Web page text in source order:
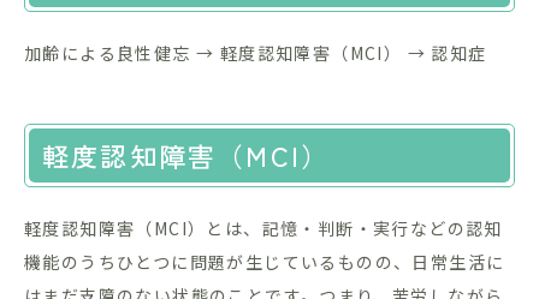
加齢による良性健忘 → 軽度認知障害（MCI） → 認知症
軽度認知障害（MCI）
軽度認知障害（MCI）とは、記憶・判断・実行などの認知
機能のうちひとつに問題が生じているものの、日常生活に